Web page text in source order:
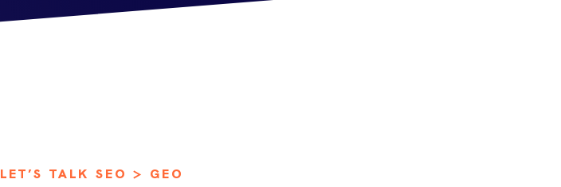
LET’S TALK SEO > GEO